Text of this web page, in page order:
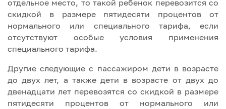
отдельное место, то такой ребенок перевозится со
скидкой в размере пятидесяти процентов от
нормального или специального тарифа, если
отсутствуют особые условия применения
специального тарифа.
Другие следующие с пассажиром дети в возрасте
до двух лет, а также дети в возрасте от двух до
двенадцати лет перевозятся со скидкой в размере
пятидесяти процентов от нормального или